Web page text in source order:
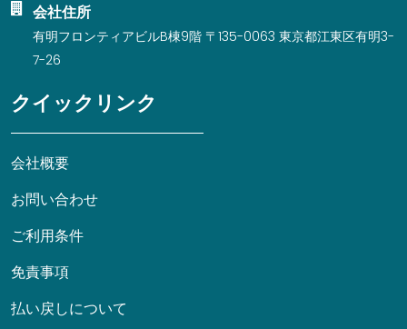
会社住所
有明フロンティアビルB棟9階 〒135-0063 東京都江東区有明3-
7-26
クイックリンク
会社概要
お問い合わせ
ご利用条件
免責事項
払い戻しについて